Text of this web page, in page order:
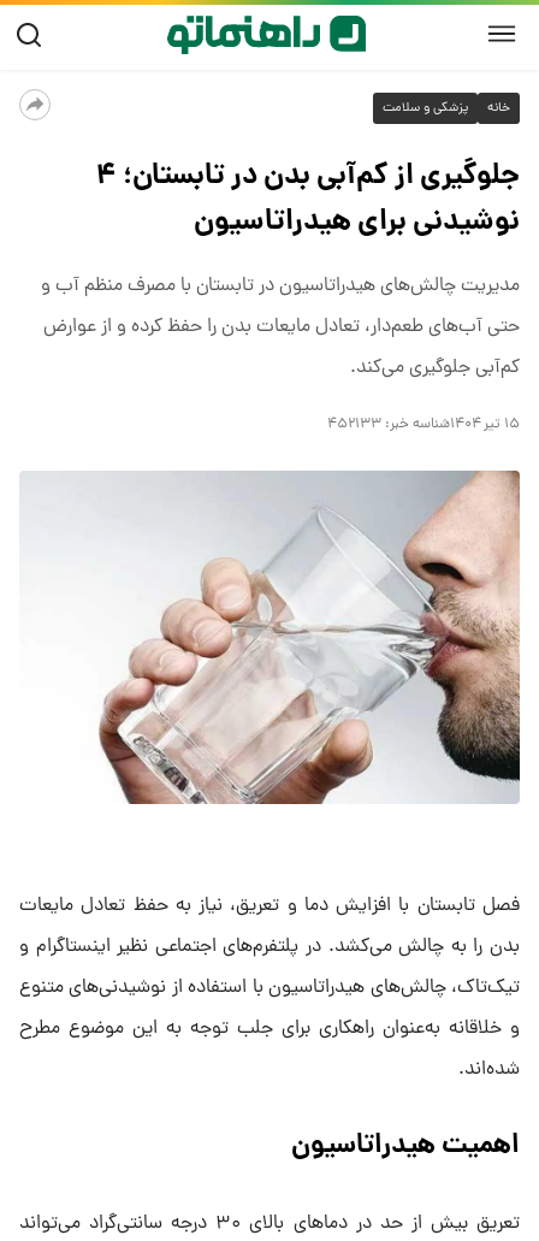
خانه پزشکی و سلامت
جلوگیری از کم‌آبی بدن در تابستان؛ ۴
نوشیدنی برای هیدراتاسیون
مدیریت چالش‌های هیدراتاسیون در تابستان با مصرف منظم آب و
حتی آب‌های طعم‌دار، تعادل مایعات بدن را حفظ کرده و از عوارض
کم‌آبی جلوگیری می‌کند.
۱۵ تیر ۱۴۰۴ شناسه خبر: ۴۵۲۱۳۳
فصل تابستان با افزایش دما و تعریق، نیاز به حفظ تعادل مایعات
بدن را به چالش می‌کشد. در پلتفرم‌های اجتماعی نظیر اینستاگرام و
تیک‌تاک، چالش‌های هیدراتاسیون با استفاده از نوشیدنی‌های متنوع
و خلاقانه به‌عنوان راهکاری برای جلب توجه به این موضوع مطرح
شده‌اند.
اهمیت هیدراتاسیون
تعریق بیش از حد در دماهای بالای ۳۰ درجه سانتی‌گراد می‌تواند